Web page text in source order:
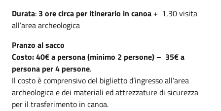
Durata: 3 ore circa per itinerario in canoa + 1,30 visita
all’area archeologica
Pranzo al sacco
Costo:40€ a persona (minimo 2 persone) – 35€ a
persona per 4 persone.
Il costo è comprensivo del biglietto d’ingresso all’area
archeologica e dei materiali ed attrezzature di sicurezza
per il trasferimento in canoa.